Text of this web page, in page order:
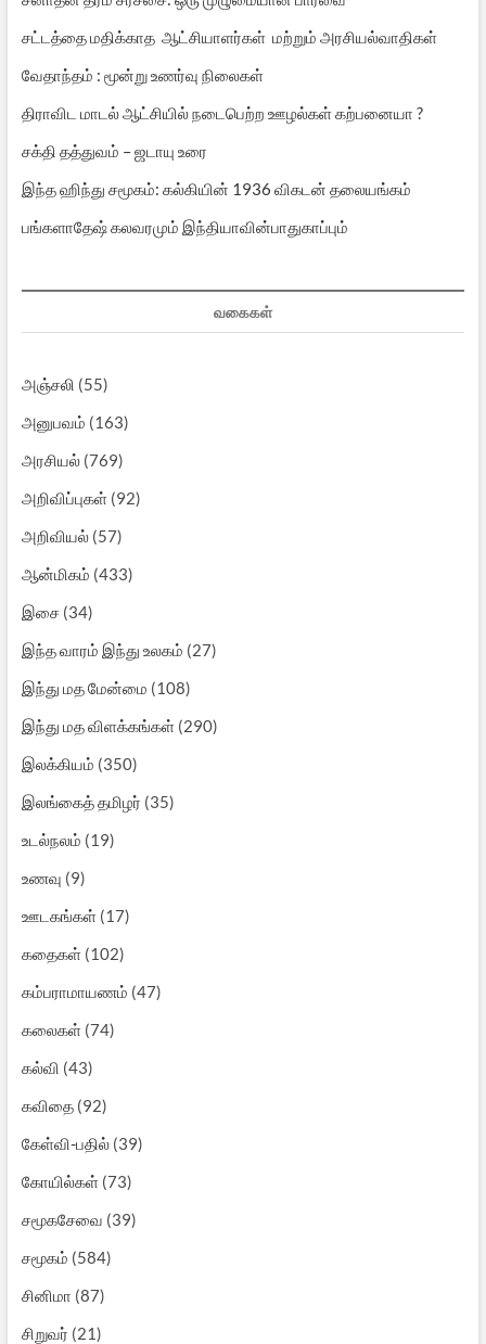
சட்டத்தை மதிக்காத ஆட்சியாளர்கள் மற்றும் அரசியல்வாதிகள்
வேதாந்தம் : மூன்று உணர்வு நிலைகள்
திராவிட மாடல் ஆட்சியில் நடைபெற்ற ஊழல்கள் கற்பனையா ?
சக்தி தத்துவம் – ஜடாயு உரை
இந்த ஹிந்து சமூகம்: கல்கியின் 1936 விகடன் தலையங்கம்
பங்களாதேஷ் கலவரமும் இந்தியாவின்பாதுகாப்பும்
வகைகள்
அஞ்சலி (55)
அனுபவம் (163)
அரசியல்(769)
அறிவிப்புகள்(92)
அறிவியல்(57)
ஆன்மிகம் (433)
இசை(34)
இந்த வாரம் இந்து உலகம் (27)
இந்து மத மேன்மை (108)
இந்து மத விளக்கங்கள்(290)
இலக்கியம் (350)
இலங்கைத் தமிழர் (35)
உடல்நலம் (19)
உணவு (9)
ஊடகங்கள்(17)
கதைகள்(102)
கம்பராமாயணம் (47)
கலைகள்(74)
கல்வி (43)
கவிதை(92)
கேள்வி-பதில்(39)
கோயில்கள்(73)
சமூகசேவை (39)
சமூகம் (584)
சினிமா (87)
சிறுவர் (21)